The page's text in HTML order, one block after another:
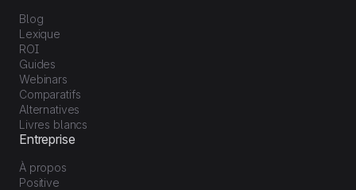
Blog
Lexique
ROI
Guides
Webinars
Comparatifs
Alternatives
Livres blancs
Entreprise
À propos
Positive